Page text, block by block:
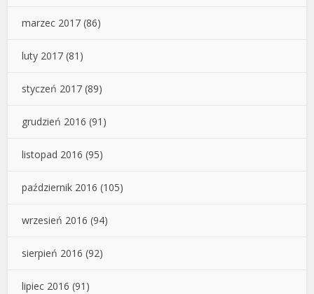
marzec 2017 (86)
luty 2017 (81)
styczeń 2017 (89)
grudzień 2016 (91)
listopad 2016 (95)
październik 2016 (105)
wrzesień 2016 (94)
sierpień 2016 (92)
lipiec 2016 (91)